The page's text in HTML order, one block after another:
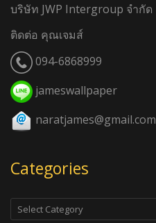
บริษัท JWP Intergroup จำกัด
ติดต่อ คุณเจมส์
094-6868999
jameswallpaper
naratjames@gmail.com
Categories
Categories